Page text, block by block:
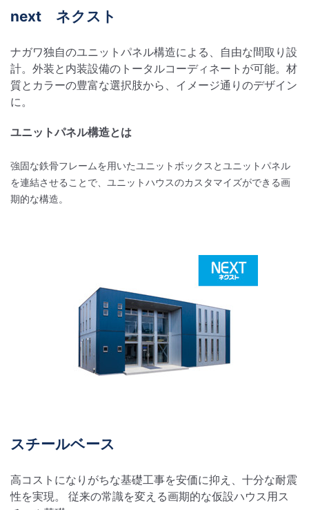
next ネクスト
ナガワ独自のユニットパネル構造による、自由な間取り設
計。外装と内装設備のトータルコーディネートが可能。材
質とカラーの豊富な選択肢から、イメージ通りのデザイン
に。
ユニットパネル構造とは
強固な鉄骨フレームを用いたユニットボックスとユニットパネル
を連結させることで、ユニットハウスのカスタマイズができる画
期的な構造。
スチールベース
高コストになりがちな基礎工事を安価に抑え、十分な耐震
性を実現。 従来の常識を変える画期的な仮設ハウス用ス